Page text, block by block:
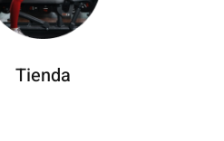
Tienda